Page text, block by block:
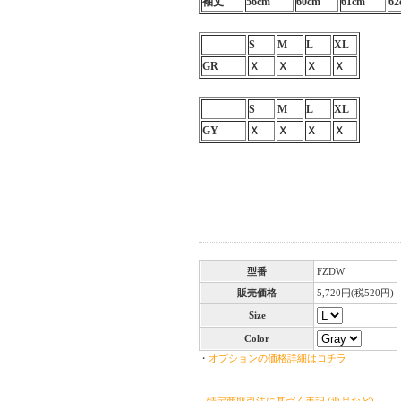
S M L
XL
GR
Ｘ Ｘ Ｘ Ｘ
S M L
XL
GY
Ｘ Ｘ Ｘ Ｘ
型番
FZDW
販売価格
5,720円(税520円)
Size
Color
・ オプションの価格詳細はコチラ